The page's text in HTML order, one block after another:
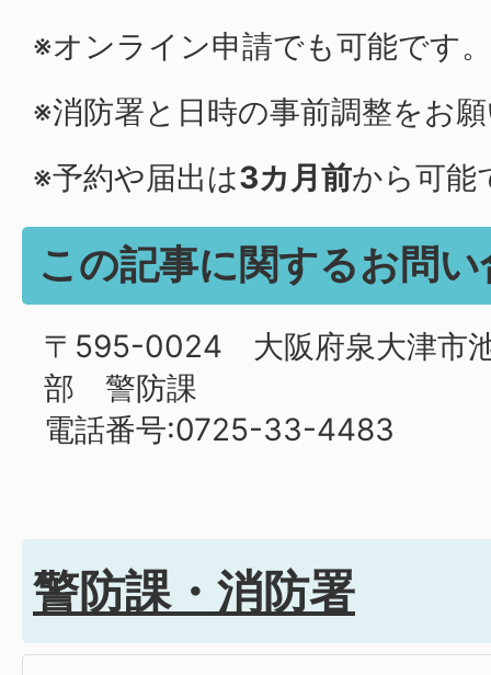
※オンライン申請でも可能です。
※消防署と日時の事前調整をお
※予約や届出は3カ月前から可能
この記事に関するお問
〒595-0024 大阪府泉大津市
部 警防課
電話番号:0725-33-4483
警防課・消防署